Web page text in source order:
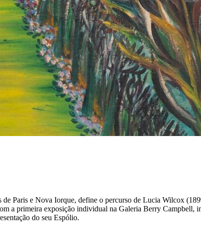
Paris e Nova Iorque, define o percurso de Lucia Wilcox
a primeira exposição individual na Galeria Berry
do seu Espólio.